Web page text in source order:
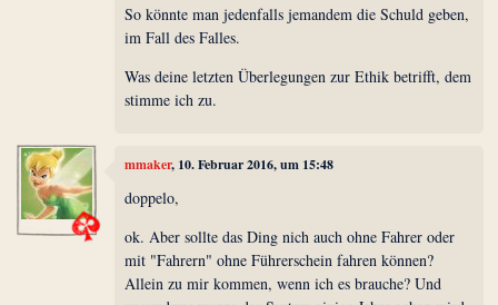
So könnte man jedenfalls jemandem die Schuld geben,
im Fall des Falles.
Was deine letzten Überlegungen zur Ethik betrifft, dem
stimme ich zu.
mmaker, 10. Februar 2016, um 15:48
doppelo,
ok. Aber sollte das Ding nich auch ohne Fahrer oder
mit "Fahrern" ohne Führerschein fahren können?
Allein zu mir kommen, wenn ich es brauche? Und